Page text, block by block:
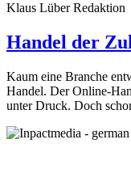
Klaus LüberRedaktion
Handel der
Kaum eine Branche
Handel. Der Online-
unter Druck. Doch